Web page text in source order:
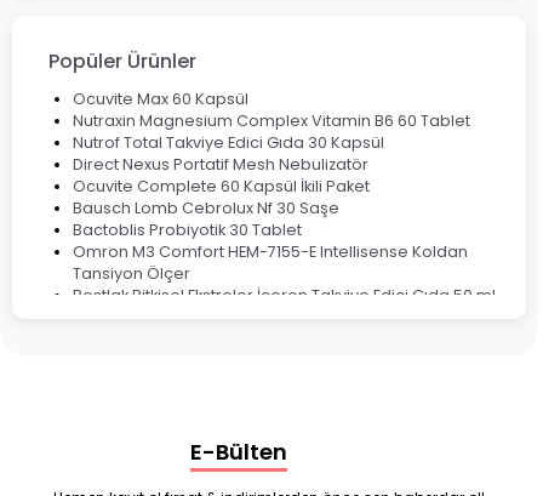
Popüler Ürünler
Ocuvite Max 60 Kapsül
Nutraxin Magnesium Complex Vitamin B6 60 Tablet
Nutrof Total Takviye Edici Gıda 30 Kapsül
Direct Nexus Portatif Mesh Nebulizatör
Ocuvite Complete 60 Kapsül İkili Paket
Bausch Lomb Cebrolux Nf 30 Saşe
Bactoblis Probiyotik 30 Tablet
Omron M3 Comfort HEM-7155-E Intellisense Koldan
Tansiyon Ölçer
Bestlak Bitkisel Ekstreler İçeren Takviye Edici Gıda 50 ml
Enterogermina Family 5 ml 20 Flakon
Deep Flex Stres Azaltıcı ve Enerji Dengeleyici Topraklama
Matı Set 40x60 cm
E-Bülten